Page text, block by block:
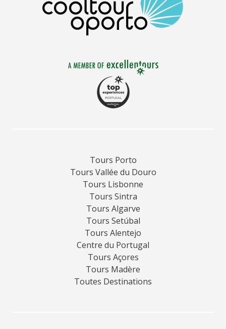
Tours Porto
Tours Vallée du Douro
Tours Lisbonne
Tours Sintra
Tours Algarve
Tours Setúbal
Tours Alentejo
Centre du Portugal
Tours Açores
Tours Madère
Toutes Destinations